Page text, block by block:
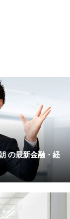
の最新金融・経